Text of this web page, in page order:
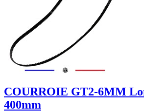
COURROIE GT2-6MM
400mm